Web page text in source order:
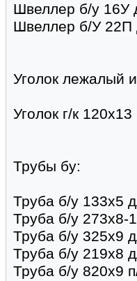
Швеллер б/у 16У
Швеллер б/У 22П
Уголок лежалый
Уголок г/к
Трубы бу:
Труба б/у 133х5
Труба б/у 273х8-
Труба б/у 325х9
Труба б/у 219х8
Труба б/у 820х9